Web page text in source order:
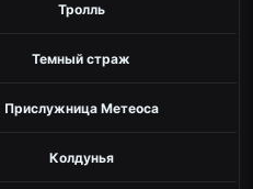
Тролль
Темный страж
Прислужница Метеоса
Колдунья